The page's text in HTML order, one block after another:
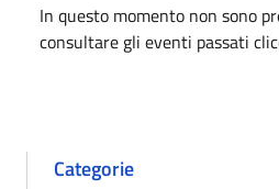
In questo momento non sono
consultare gli eventi passati
Categorie